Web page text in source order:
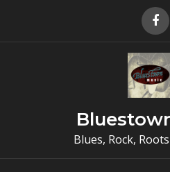
Blues, Rock,